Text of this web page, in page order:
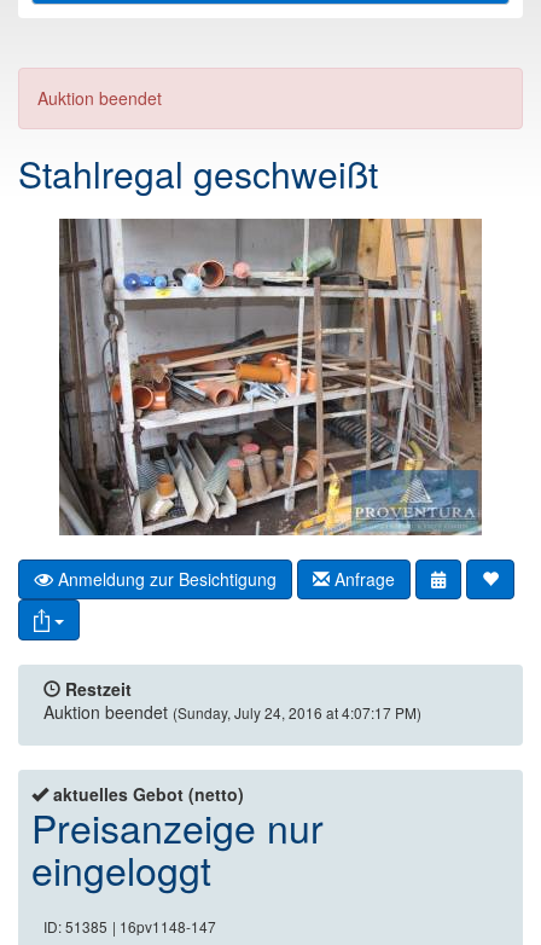
Auktion beendet
Stahlregal geschweißt
Anmeldung zur Besichtigung Anfrage
Restzeit
Auktion beendet (Sunday, July 24, 2016 at 4:07:17 PM)
aktuelles Gebot (netto)
Preisanzeige nur
eingeloggt
ID: 51385 | 16pv1148-147